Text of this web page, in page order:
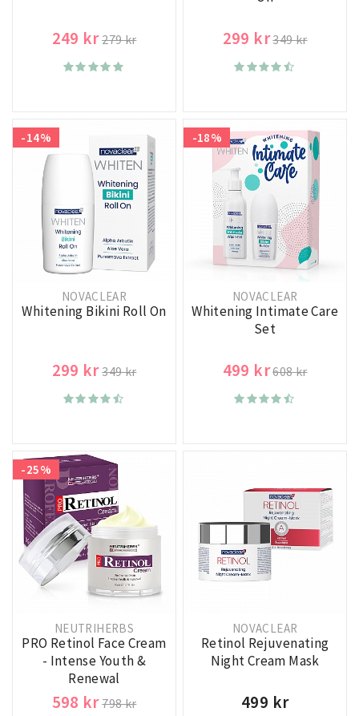
249 kr279 kr 299 kr349 kr
-14%
NOVACLEAR
Whitening Bikini Roll On
299 kr349 kr
-18%
NOVACLEAR
Whitening Intimate Care
Set
499 kr608 kr
-25%
NEUTRIHERBS
PRO Retinol Face Cream
- Intense Youth &
Renewal
598 kr798 kr
NOVACLEAR
Retinol Rejuvenating
Night Cream Mask
499 kr